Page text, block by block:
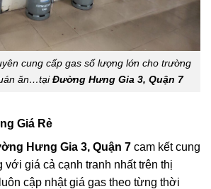
cung cấp gas số lượng lớn cho trường
ăn…tạiĐường Hưng Gia 3, Quận 7
Giá Rẻ
Hưng Gia 3, Quận 7 cam kết cung
với giá cả cạnh tranh nhất trên thị
cập nhật giá gas theo từng thời